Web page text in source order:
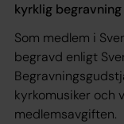
kyrklig begravning
Som medlem i
begravd enligt
kyrkomusiker och
medlemsavgiften.